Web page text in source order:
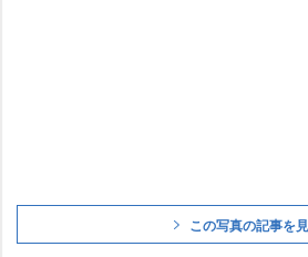
この写真の記事を